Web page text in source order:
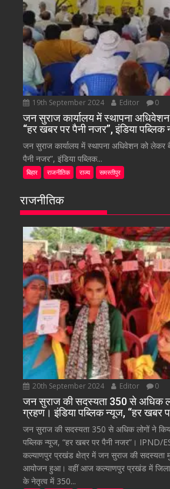
19th September 2024 Editor 0
जन सुराज कार्यालय में स्थापना
“हर खबर पर पैनी नजर”, इंडिया पब्लिक
जन सुराज कार्यालय में स्थापना अधिवेशन को
पैनी नजर”, इंडिया पब्लिक...
बिहार राजनीतिक राज्य समस्तीपुर
राजनीतिक
20th September 2024 Editor 0
जन सुराज की सदस्यता 350 से अधिक
ग्रहण। इंडिया पब्लिक न्यूज, “हर खबर
जन सुराज की सदस्यता 350 से अधिक लोगों ने
पब्लिक न्यूज, “हर खबर पर पैनी नजर”। IPND/
कल्याणपुर प्रखंड क्षेत्र में जन सुराज की सदस्यता
आयोजन हुआ। वहीं आज कल्याणपुर प्रखंड में जिला
के नेतृत्व में 350...